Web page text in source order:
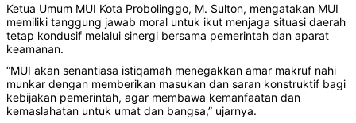
Ketua Umum MUI Kota Probolinggo, M. Sulton, mengatakan MUI
memiliki tanggung jawab moral untuk ikut menjaga situasi daerah
tetap kondusif melalui sinergi bersama pemerintah dan aparat
keamanan.
“MUI akan senantiasa istiqamah menegakkan amar makruf nahi
munkar dengan memberikan masukan dan saran konstruktif bagi
kebijakan pemerintah, agar membawa kemanfaatan dan
kemaslahatan untuk umat dan bangsa,” ujarnya.